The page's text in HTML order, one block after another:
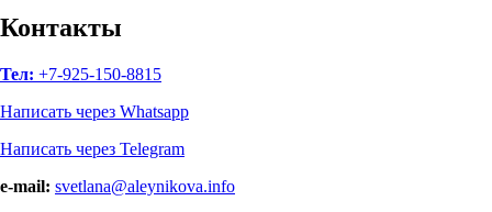
психологов
Контакты
Тел: +7-925-150-8815
Написать через Whatsapp
Написать через Telegram
e-mail: svetlana@aleynikova.info